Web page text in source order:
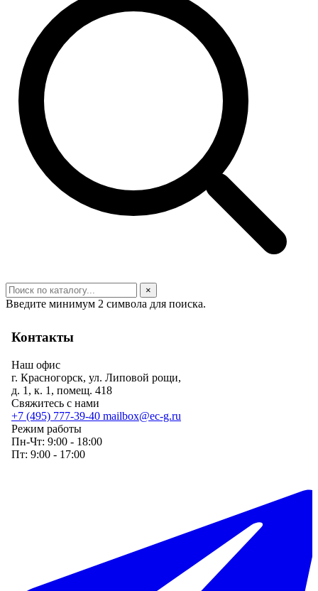
×
Введите минимум 2 символа для поиска.
Контакты
Наш офис
г. Красногорск, ул. Липовой рощи,
д. 1, к. 1, помещ. 418
Свяжитесь с нами
+7 (495) 777-39-40 mailbox@ec-g.ru
Режим работы
Пн-Чт: 9:00 - 18:00
Пт: 9:00 - 17:00